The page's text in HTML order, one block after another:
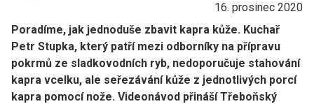
16. prosinec 2020
Poradíme, jak jednoduše zbavit kapra kůže. Kuchař
Petr Stupka, který patří mezi odborníky na přípravu
pokrmů ze sladkovodních ryb, nedoporučuje stahování
kapra vcelku, ale seřezávání kůže z jednotlivých porcí
kapra pomocí nože. Videonávod přináší Třeboňský